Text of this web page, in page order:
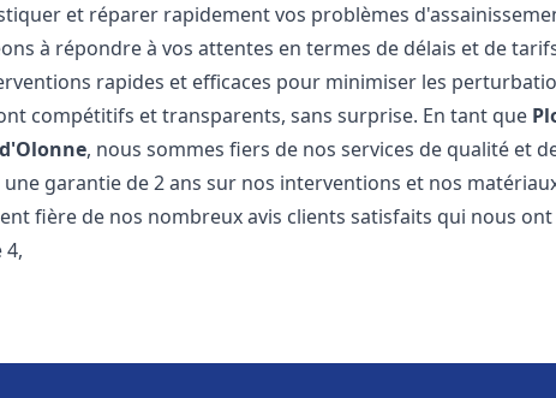
et réparer rapidement vos problèmes
à répondre à vos attentes en termes de délais et de
rapides et efficaces pour minimiser les
compétitifs et transparents, sans surprise. En tant que
, nous sommes fiers de nos services de qualité et
garantie de 2 ans sur nos interventions et nos
fière de nos nombreux avis clients satisfaits qui nous
4,